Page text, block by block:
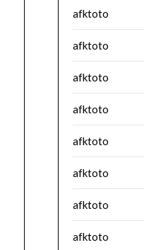
afktoto
afktoto
afktoto
afktoto
afktoto
afktoto
afktoto
afktoto